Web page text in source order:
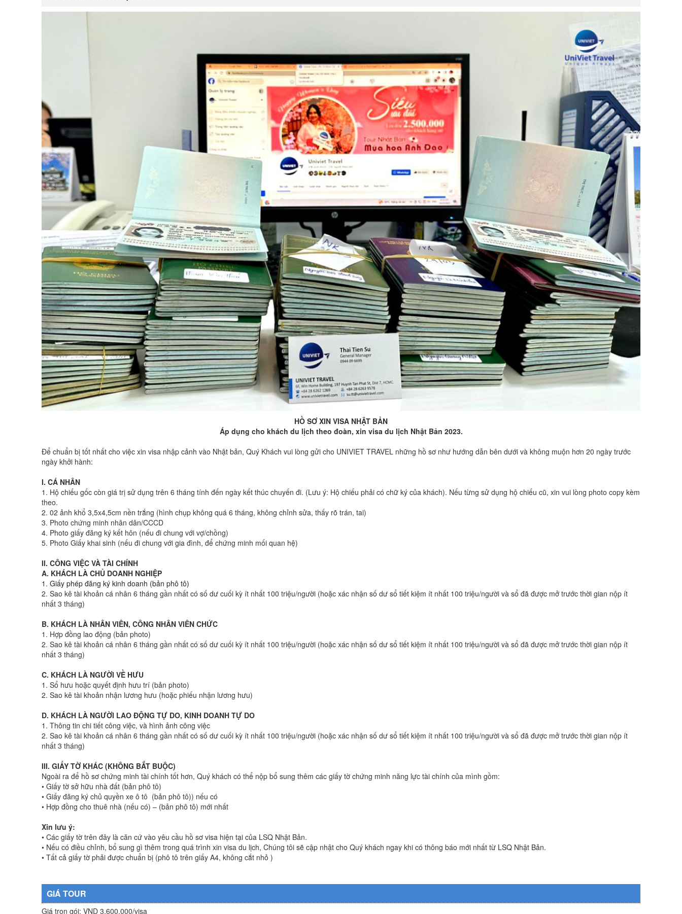
HỒ SƠ XIN VISA NHẬT BẢN
Áp dụng cho khách du lịch theo đoàn, xin visa du lịch Nhật Bản 2023.
Để chuẩn bị tốt nhất cho việc xin visa nhập cảnh vào Nhật bản, Quý Khách vui lòng gửi cho UNIVIET TRAVEL những hồ sơ như hướng dẫn bên dưới và không muộn hơn 20 ngày trước
ngày khởi hành:
I. CÁ NHÂN
1. Hộ chiếu gốc còn giá trị sử dụng trên 6 tháng tính đến ngày kết thúc chuyến đi. (Lưu ý: Hộ chiếu phải có chữ ký của khách). Nếu từng sử dụng hộ chiếu cũ, xin vui lòng photo copy kèm
theo.
2. 02 ảnh khổ 3,5x4,5cm nền trắng (hình chụp không quá 6 tháng, không chỉnh sửa, thấy rõ trán, tai)
3. Photo chứng minh nhân dân/CCCD
4. Photo giấy đăng ký kết hôn (nếu đi chung với vợ/chồng)
5. Photo Giấy khai sinh (nếu đi chung với gia đình, để chứng minh mối quan hệ)
II. CÔNG VIỆC VÀ TÀI CHÍNH
A. KHÁCH LÀ CHỦ DOANH NGHIỆP
1. Giấy phép đăng ký kinh doanh (bản phô tô)
2. Sao kê tài khoản cá nhân 6 tháng gần nhất có số dư cuối kỳ ít nhất 100 triệu/người (hoặc xác nhận số dư sổ tiết kiệm ít nhất 100 triệu/người và sổ đã được mở trước thời gian nộp ít
nhất 3 tháng)
B. KHÁCH LÀ NHÂN VIÊN, CÔNG NHÂN VIÊN CHỨC
1. Hợp đồng lao động (bản photo)
2. Sao kê tài khoản cá nhân 6 tháng gần nhất có số dư cuối kỳ ít nhất 100 triệu/người (hoặc xác nhận số dư sổ tiết kiệm ít nhất 100 triệu/người và sổ đã được mở trước thời gian nộp ít
nhất 3 tháng)
C. KHÁCH LÀ NGƯỜI VỀ HƯU
1. Sổ hưu hoặc quyết định hưu trí (bản photo)
2. Sao kê tài khoản nhận lương hưu (hoặc phiếu nhận lương hưu)
D. KHÁCH LÀ NGƯỜI LAO ĐỘNG TỰ DO, KINH DOANH TỰ DO
1. Thông tin chi tiết công việc, và hình ảnh công việc
2. Sao kê tài khoản cá nhân 6 tháng gần nhất có số dư cuối kỳ ít nhất 100 triệu/người (hoặc xác nhận số dư sổ tiết kiệm ít nhất 100 triệu/người và sổ đã được mở trước thời gian nộp ít
nhất 3 tháng)
III. GIẤY TỜ KHÁC (KHÔNG BẮT BUỘC)
Ngoài ra để hồ sơ chứng minh tài chính tốt hơn, Quý khách có thể nộp bổ sung thêm các giấy tờ chứng minh năng lực tài chính của mình gồm:
• Giấy tờ sở hữu nhà đất (bản phô tô)
• Giấy đăng ký chủ quyền xe ô tô (bản phô tô)) nếu có
• Hợp đồng cho thuê nhà (nếu có) – (bản phô tô) mới nhất
Xin lưu ý:
• Các giấy tờ trên đây là căn cứ vào yêu cầu hồ sơ visa hiện tại của LSQ Nhật Bản.
• Nếu có điều chỉnh, bổ sung gì thêm trong quá trình xin visa du lịch, Chúng tôi sẽ cập nhật cho Quý khách ngay khi có thông báo mới nhất từ LSQ Nhật Bản.
• Tất cả giấy tờ phải được chuẩn bị (phô tô trên giấy A4, không cắt nhỏ )
GIÁ TOUR
Giá trọn gói: VND 3,600,000/visa